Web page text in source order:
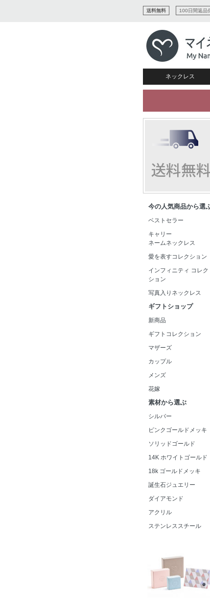
送料無料 100日間返品
ネックレス
すべてコレクションを見
ネームネックレス
プチネームネックレス
リング
愛のブレスレット
愛を表すコレクション
イニシャルジュエリー
誕生石コレクション
バーネックレスコレクシ
ディスクとサークルのコ
ネームプレビュー
マザーズ
メンズ
ギフトコレクション
今の人気商品から選
ベストセラー
キャリー
ネームネックレス
愛を表すコレクション
インフィニティ コレク
ション
写真入りネックレス
ギフトショップ
新商品
ギフトコレクション
マザーズ
カップル
メンズ
花嫁
素材から選ぶ
シルバー
ピンクゴールドメッキ
ソリッドゴールド
14K ホワイトゴールド
18k ゴールドメッキ
誕生石ジュエリー
ダイアモンド
アクリル
ステンレススチール